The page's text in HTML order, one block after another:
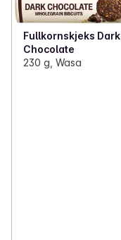
Fullkornskjeks Dark
Chocolate
230 g, Wasa